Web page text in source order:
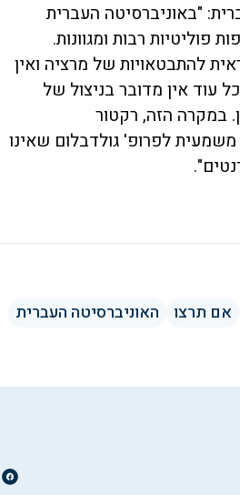
"באוניברסיטה העברית
פוליטיות רבות ומגוונות.
להתבטאויות של מרציה ואין
עוד אין מדובר בניצול של
במקרה הזה, רקטור
לפרופ' גולדבלום שאינו
אם תרצו
האוניברסיטה העברית